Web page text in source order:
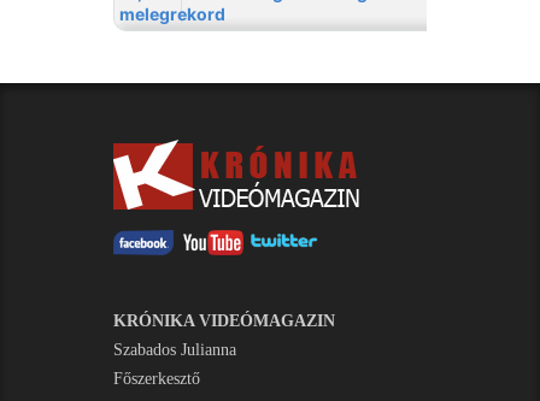
KRÓNIKA VIDEÓMAGAZIN
Szabados Julianna
Főszerkesztő